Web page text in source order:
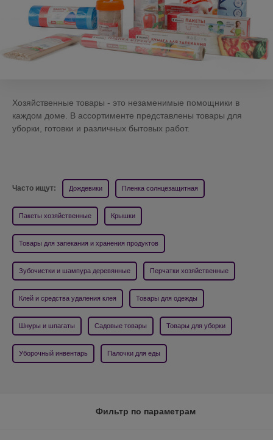
Хозяйственные товары - это незаменимые помощники в
каждом доме. В ассортименте представлены товары для
уборки, готовки и различных бытовых работ.
Часто ищут: Дождевики Пленка солнцезащитная
Пакеты хозяйственные Крышки
Товары для запекания и хранения продуктов
Зубочистки и шампура деревянные Перчатки хозяйственные
Клей и средства удаления клея Товары для одежды
Шнуры и шпагаты Садовые товары Товары для уборки
Уборочный инвентарь Палочки для еды
Фильтр по параметрам